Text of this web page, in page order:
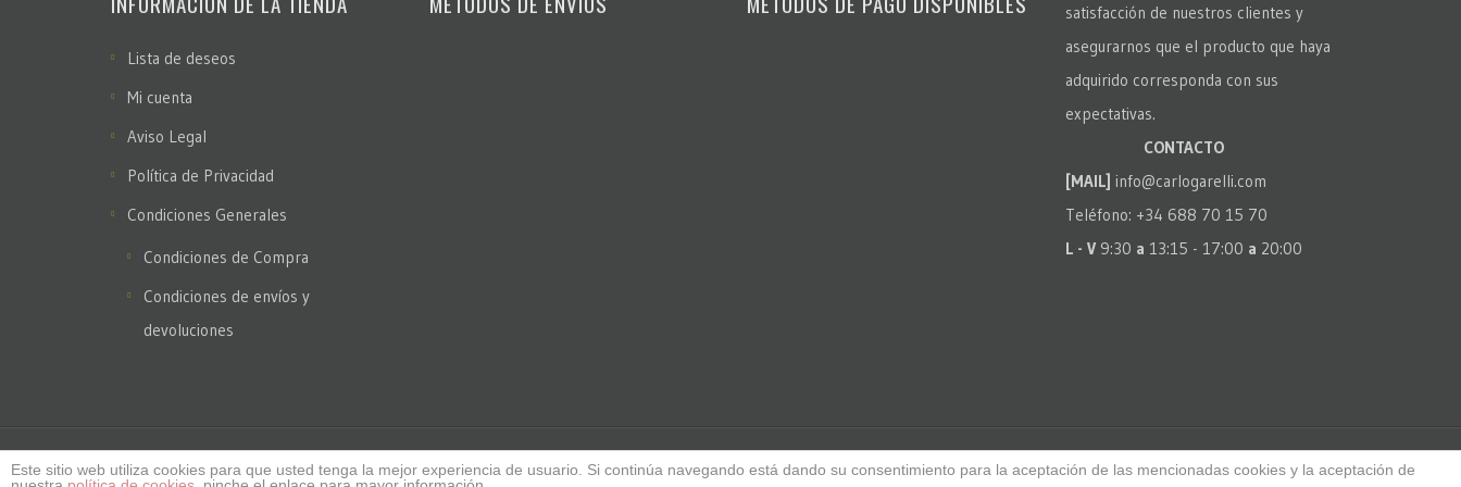
Lista de deseos
Mi cuenta
Aviso Legal
Política de Privacidad
Condiciones Generales
Condiciones de Compra
Condiciones de envíos y
devoluciones
satisfacción de nuestros clientes y
asegurarnos que el producto que haya
adquirido corresponda con sus
expectativas.
CONTACTO
[MAIL] info@carlogarelli.com
Teléfono: +34 688 70 15 70
L - V9:30 a 13:15 - 17:00 a 20:00
Copyrigh © 2025 Carlo Garelli - Todos los derechos reservados. All Rights Reserved.
Este sitio web utiliza cookies para que usted tenga la mejor experiencia de usuario. Si continúa navegando está dando su consentimiento para la aceptación de las mencionadas cookies y la aceptación de